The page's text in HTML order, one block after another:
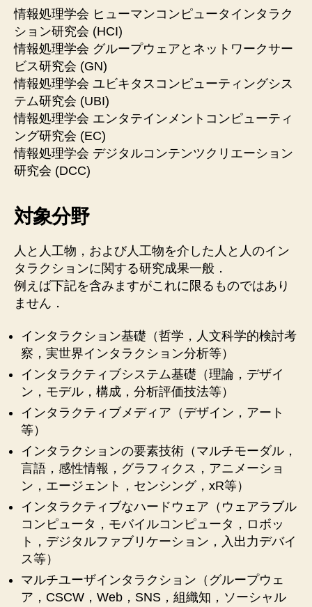
情報処理学会 ヒューマンコンピュータインタラク
ション研究会 (HCI)
情報処理学会 グループウェアとネットワークサー
ビス研究会 (GN)
情報処理学会 ユビキタスコンピューティングシス
テム研究会 (UBI)
情報処理学会 エンタテインメントコンピューティ
ング研究会 (EC)
情報処理学会 デジタルコンテンツクリエーション
研究会 (DCC)
対象分野
人と人工物，および人工物を介した人と人のイン
タラクションに関する研究成果一般．
例えば下記を含みますがこれに限るものではあり
ません．
インタラクション基礎（哲学，人文科学的検討考
察，実世界インタラクション分析等）
インタラクティブシステム基礎（理論，デザイ
ン，モデル，構成，分析評価技法等）
インタラクティブメディア（デザイン，アート
等）
インタラクションの要素技術（マルチモーダル，
言語，感性情報，グラフィクス，アニメーショ
ン，エージェント，センシング，xR等）
インタラクティブなハードウェア（ウェアラブル
コンピュータ，モバイルコンピュータ，ロボッ
ト，デジタルファブリケーション，入出力デバイ
ス等）
マルチユーザインタラクション（グループウェ
ア，CSCW，Web，SNS，組織知，ソーシャル